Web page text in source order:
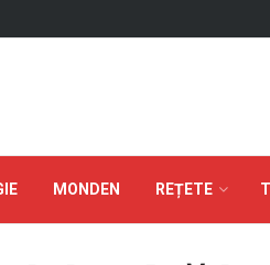
MONDEN REȚETE